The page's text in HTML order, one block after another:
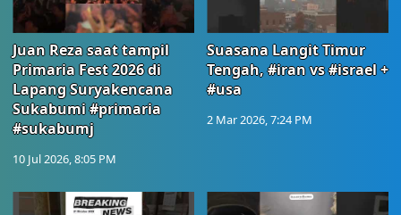
Juan Reza saat tampil
Primaria Fest 2026 di
Lapang Suryakencana
Sukabumi #primaria
#sukabumj
10 Jul 2026, 8:05 PM
Suasana Langit Timur
Tengah, #iran vs #israel +
#usa
2 Mar 2026, 7:24 PM